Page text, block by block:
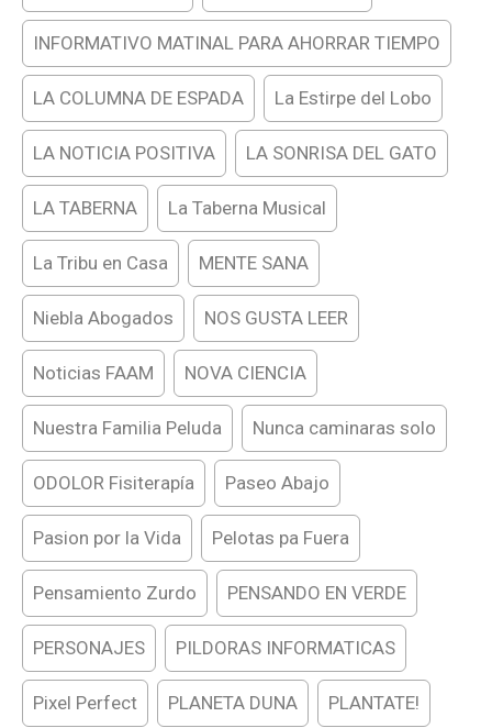
INFORMATIVO MATINAL PARA AHORRAR TIEMPO
LA COLUMNA DE ESPADA La Estirpe del Lobo
LA NOTICIA POSITIVA LA SONRISA DEL GATO
LA TABERNA La Taberna Musical
La Tribu en Casa MENTE SANA
Niebla Abogados NOS GUSTA LEER
Noticias FAAM NOVA CIENCIA
Nuestra Familia Peluda Nunca caminaras solo
ODOLOR Fisiterapía Paseo Abajo
Pasion por la Vida Pelotas pa Fuera
Pensamiento Zurdo PENSANDO EN VERDE
PERSONAJES PILDORAS INFORMATICAS
Pixel Perfect PLANETA DUNA PLANTATE!